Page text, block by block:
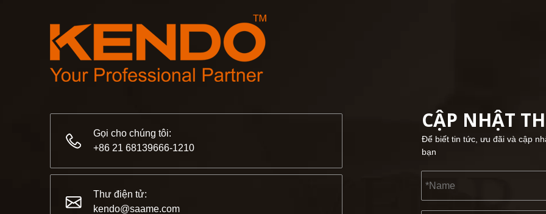
Gọi cho chúng tôi:
+86 21 68139666-1210
Thư điện tử:
kendo@saame.com
CẬP NHẬT
Để biết tin tức, ưu đãi và cập
bạn